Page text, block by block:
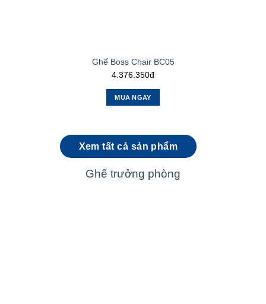
Ghế Boss Chair BC05
4.376.350đ
MUA NGAY
Xem tất cả sản phẩm
Ghế trưởng phòng